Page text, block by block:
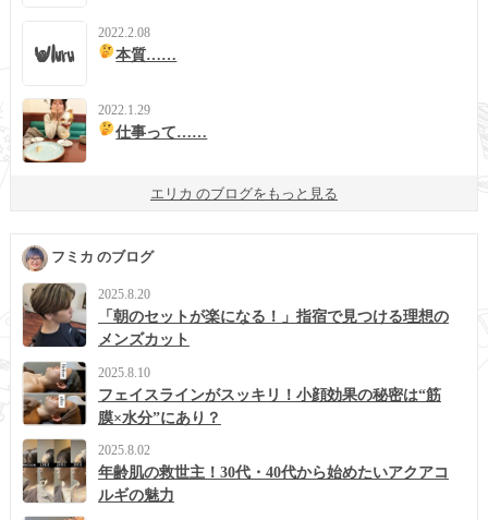
2022.2.08
本質……
2022.1.29
仕事って……
エリカ のブログをもっと見る
フミカ のブログ
2025.8.20
「朝のセットが楽になる！」指宿で見つける理想の
メンズカット
2025.8.10
フェイスラインがスッキリ！小顔効果の秘密は“筋
膜×水分”にあり？
2025.8.02
年齢肌の救世主！30代・40代から始めたいアクアコ
ルギの魅力